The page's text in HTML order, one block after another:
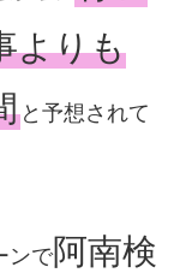
よりも
と予想されて
ンで阿南検